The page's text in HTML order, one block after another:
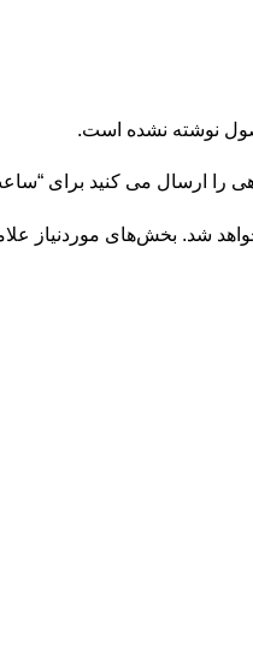
نوشته نشده است.
را ارسال می کنید برای
شد. بخش‌های موردنیاز